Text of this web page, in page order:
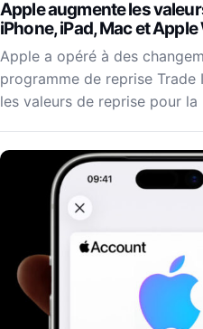
Apple augmente les
iPhone, iPad, Mac et
Apple a opéré à des
programme de reprise
les valeurs de reprise pour